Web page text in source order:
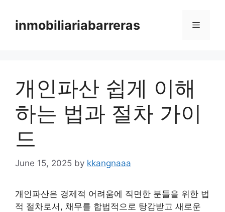
contentinmobiliariabarreras Menu
개인파산 쉽게 이해
하는 법과 절차 가이
드
June 15, 2025 by kkangnaaa
개인파산은 경제적 어려움에 직면한 분들을 위한 법
적 절차로서, 채무를 합법적으로 탕감받고 새로운